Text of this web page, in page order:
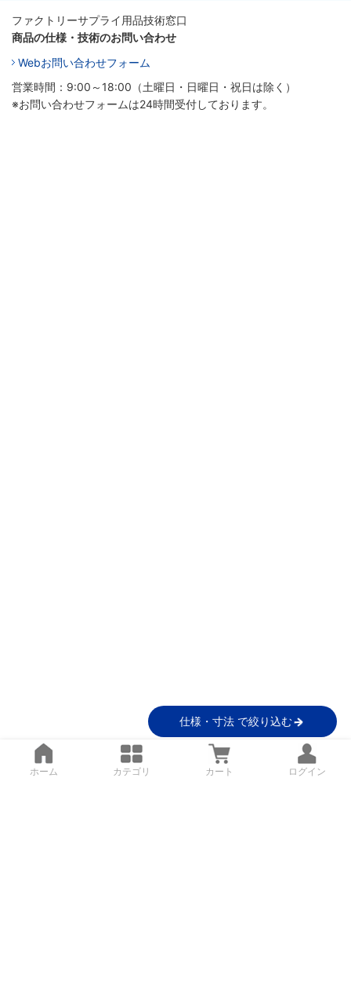
ファクトリーサプライ用品技術窓口
商品の仕様・技術のお問い合わせ
Webお問い合わせフォーム
営業時間：9:00～18:00（土曜日・日曜日・祝日は除く）
※お問い合わせフォームは24時間受付しております。
仕様・寸法 で絞り込む
ホーム カテゴリ カート ログイン